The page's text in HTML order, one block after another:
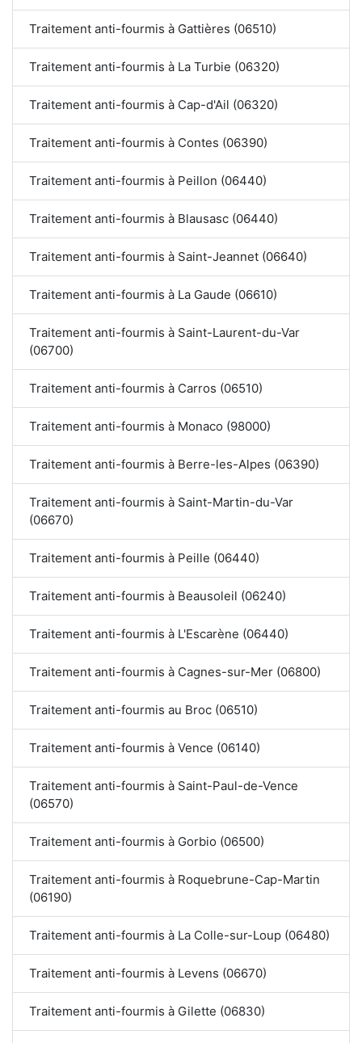
Traitement anti-fourmis à Gattières (06510)
Traitement anti-fourmis à La Turbie (06320)
Traitement anti-fourmis à Cap-d'Ail (06320)
Traitement anti-fourmis à Contes (06390)
Traitement anti-fourmis à Peillon (06440)
Traitement anti-fourmis à Blausasc (06440)
Traitement anti-fourmis à Saint-Jeannet (06640)
Traitement anti-fourmis à La Gaude (06610)
Traitement anti-fourmis à Saint-Laurent-du-Var
(06700)
Traitement anti-fourmis à Carros (06510)
Traitement anti-fourmis à Monaco (98000)
Traitement anti-fourmis à Berre-les-Alpes (06390)
Traitement anti-fourmis à Saint-Martin-du-Var
(06670)
Traitement anti-fourmis à Peille (06440)
Traitement anti-fourmis à Beausoleil (06240)
Traitement anti-fourmis à L'Escarène (06440)
Traitement anti-fourmis à Cagnes-sur-Mer (06800)
Traitement anti-fourmis au Broc (06510)
Traitement anti-fourmis à Vence (06140)
Traitement anti-fourmis à Saint-Paul-de-Vence
(06570)
Traitement anti-fourmis à Gorbio (06500)
Traitement anti-fourmis à Roquebrune-Cap-Martin
(06190)
Traitement anti-fourmis à La Colle-sur-Loup (06480)
Traitement anti-fourmis à Levens (06670)
Traitement anti-fourmis à Gilette (06830)